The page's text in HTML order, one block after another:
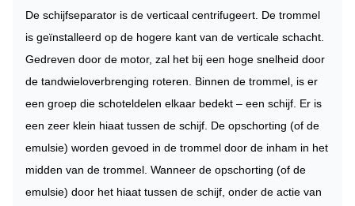
De schijfseparator is de verticaal centrifugeert. De trommel
is geïnstalleerd op de hogere kant van de verticale schacht.
Gedreven door de motor, zal het bij een hoge snelheid door
de tandwieloverbrenging roteren. Binnen de trommel, is er
een groep die schoteldelen elkaar bedekt – een schijf. Er is
een zeer klein hiaat tussen de schijf. De opschorting (of de
emulsie) worden gevoed in de trommel door de inham in het
midden van de trommel. Wanneer de opschorting (of de
emulsie) door het hiaat tussen de schijf, onder de actie van